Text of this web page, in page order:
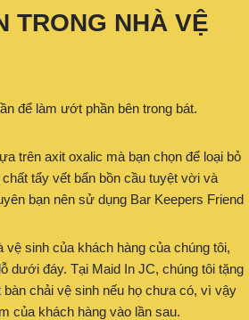
TRONG NHÀ VỆ
để làm ướt phần bên trong bát.
trên axit oxalic mà bạn chọn để loại bỏ
tẩy vết bẩn bồn cầu tuyệt vời và
bạn nên sử dụng Bar Keepers Friend
vệ sinh của khách hàng của chúng tôi,
dưới đáy. Tại Maid In JC, chúng tôi tặng
chải vệ sinh nếu họ chưa có, vì vậy
của khách hàng vào lần sau.